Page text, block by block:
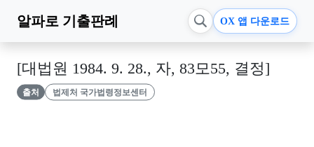
알파로 기출판례 OX 앱 다운로드
[대법원 1984. 9. 28., 자, 83모55, 결정]
출처 법제처 국가법령정보센터